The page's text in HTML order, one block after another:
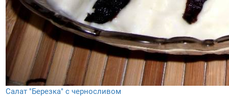
Салат "Березка" с черносливом